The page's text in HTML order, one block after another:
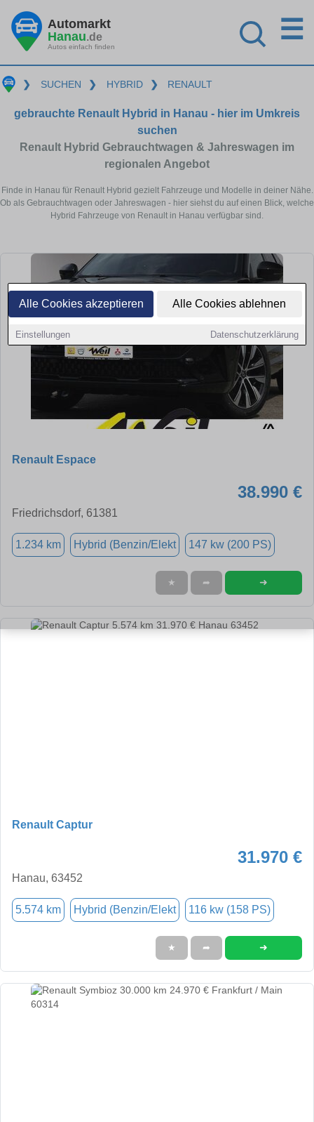
Alle Cookies akzeptieren Alle Cookies ablehnen
Einstellungen Datenschutzerklärung
Automarkt
Hanau.de
Autos einfach finden
☰
❯ SUCHEN ❯ HYBRID ❯ RENAULT
gebrauchte Renault Hybrid in Hanau - hier im Umkreis
suchen
Renault Hybrid Gebrauchtwagen & Jahreswagen im
regionalen Angebot
Finde in Hanau für Renault Hybrid gezielt Fahrzeuge und Modelle in deiner Nähe.
Ob als Gebrauchtwagen oder Jahreswagen - hier siehst du auf einen Blick, welche
Hybrid Fahrzeuge von Renault in Hanau verfügbar sind.
Renault Espace
38.990 €
Friedrichsdorf, 61381
1.234 km Hybrid (Benzin/Elekt 147 kw (200 PS)
★ ➦ ➜
Renault Captur
31.970 €
Hanau, 63452
5.574 km Hybrid (Benzin/Elekt 116 kw (158 PS)
★ ➦ ➜